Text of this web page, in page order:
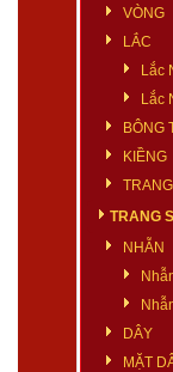
VÒNG
LẮC
Lắc
Lắc
BÔNG
KIỀNG
TRANG
NHẪN
DÂY
MẶT